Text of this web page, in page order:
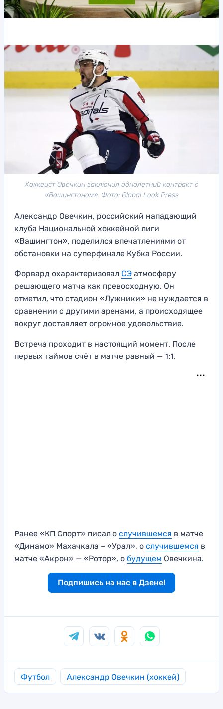
Хоккеист Овечкин заключил однолетний контракт с
«Вашингтоном». Фото: Global Look Press
Александр Овечкин, российский нападающий
клуба Национальной хоккейной лиги
«Вашингтон», поделился впечатлениями от
обстановки на суперфинале Кубка России.
Форвард охарактеризовал СЭ атмосферу
решающего матча как превосходную. Он
отметил, что стадион «Лужники» не нуждается в
сравнении с другими аренами, а происходящее
вокруг доставляет огромное удовольствие.
Встреча проходит в настоящий момент. После
первых таймов счёт в матче равный — 1:1.
Ранее «КП Спорт» писал о случившемся в матче
«Динамо» Махачкала – «Урал», о случившемся в
матче «Акрон» — «Ротор», о будущем Овечкина.
Подпишись на нас в Дзене!
Футбол Александр Овечкин (хоккей)